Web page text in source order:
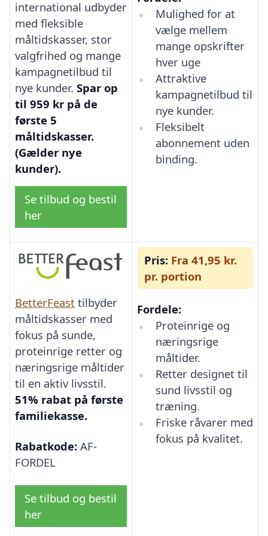
international udbyder
med fleksible
måltidskasser, stor
valgfrihed og mange
kampagnetilbud til
nye kunder. Spar op
til 959 kr på de
første 5
måltidskasser.
(Gælder nye
kunder).
Se tilbud og bestil
her
Mulighed for at
vælge mellem
mange opskrifter
hver uge
Attraktive
kampagnetilbud til
nye kunder.
Fleksibelt
abonnement uden
binding.
BetterFeast tilbyder
måltidskasser med
fokus på sunde,
proteinrige retter og
næringsrige måltider
til en aktiv livsstil.
51% rabat på første
familiekasse.
Rabatkode: AF-
FORDEL
Se tilbud og bestil
her
Pris: Fra 41,95 kr.
pr. portion
Fordele:
Proteinrige og
næringsrige
måltider.
Retter designet til
sund livsstil og
træning.
Friske råvarer med
fokus på kvalitet.